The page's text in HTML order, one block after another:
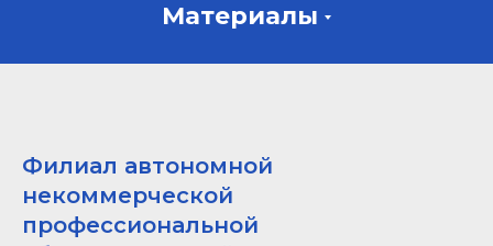
Материалы
Филиал автономной
некоммерческой
профессиональной